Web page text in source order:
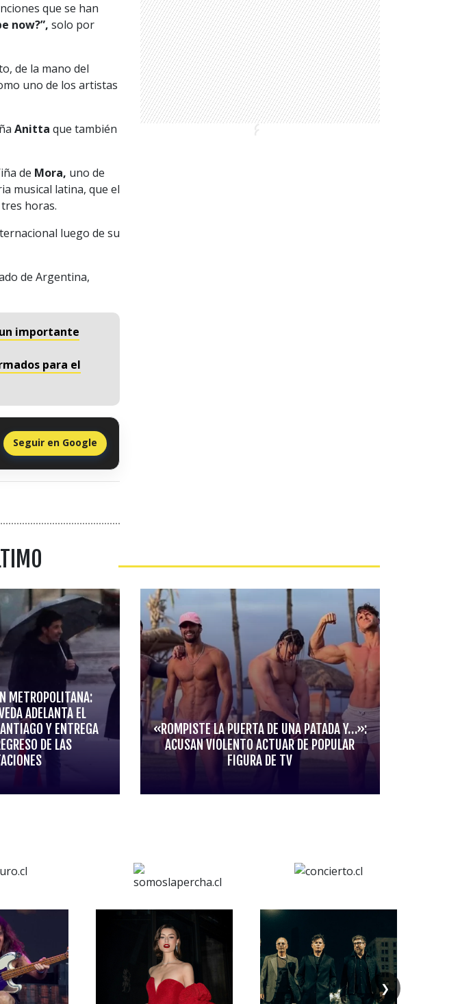
que se han
now?”, solo por
de la mano del
uno de los artistas
Anitta que también
de Mora, uno de
musical latina, que el
horas.
luego de su
de Argentina,
importante
para el
Seguir en Google
METROPOLITANA:
ADELANTA EL
Y ENTREGA
DE LAS
«ROMPISTE LA PUERTA DE UNA PATADA Y…»:
ACUSAN VIOLENTO ACTUAR DE POPULAR
FIGURA DE TV
❯